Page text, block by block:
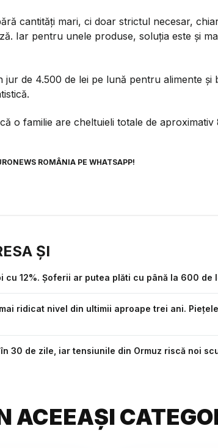
cantități mari, ci doar strictul necesar,
Iar pentru unele produse, soluția este și
jur de 4.500 de lei pe lună pentru alimente și
o familie are cheltuieli totale de
ROMÂNIA PE WHATSAPP!
ȘI
cu 12%. Șoferii ar putea plăti cu până la 600 de
ridicat nivel din ultimii aproape trei ani.
30 de zile, iar tensiunile din Ormuz riscă noi
ACEEAȘI